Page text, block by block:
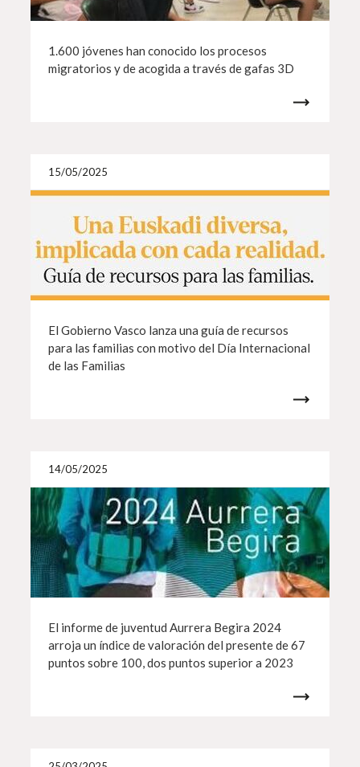
1.600 jóvenes han conocido los procesos
migratorios y de acogida a través de gafas 3D
15/05/2025
El Gobierno Vasco lanza una guía de recursos
para las familias con motivo del Día Internacional
de las Familias
14/05/2025
El informe de juventud Aurrera Begira 2024
arroja un índice de valoración del presente de 67
puntos sobre 100, dos puntos superior a 2023